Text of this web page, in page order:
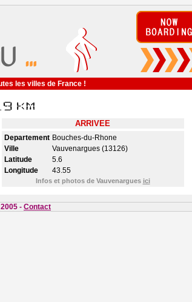
les villes de France !
ARRIVEE
Departement Bouches-du-Rhone
Ville
Vauvenargues (13126)
Latitude
5.6
Longitude
43.55
Infos et photos de Vauvenargues ici
- Contact